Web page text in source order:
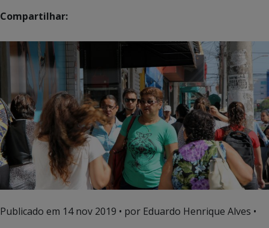
Compartilhar:
Publicado em 14 nov 2019 • por Eduardo Henrique Alves •